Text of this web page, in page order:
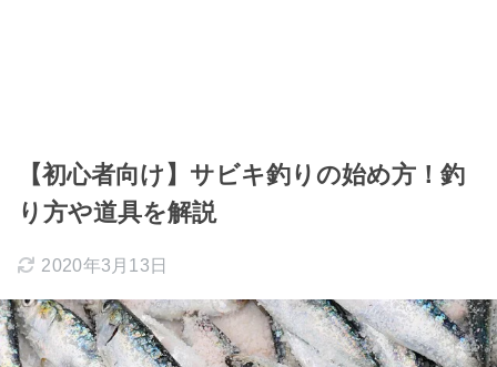
【初心者向け】サビキ釣りの始め方！釣
り方や道具を解説
2020年3月13日